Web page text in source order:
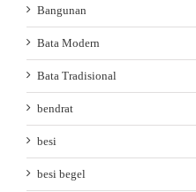
Bangunan
Bata Modern
Bata Tradisional
bendrat
besi
besi begel